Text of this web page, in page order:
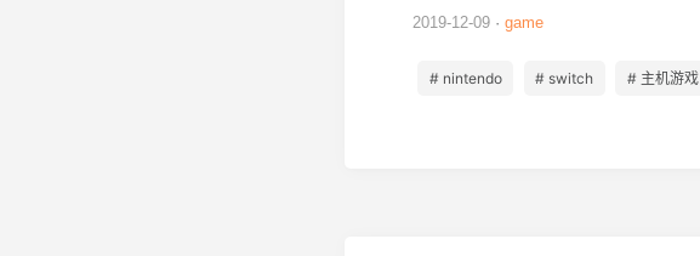
2019-12-09 game
# nintendo # switch # 主机游戏